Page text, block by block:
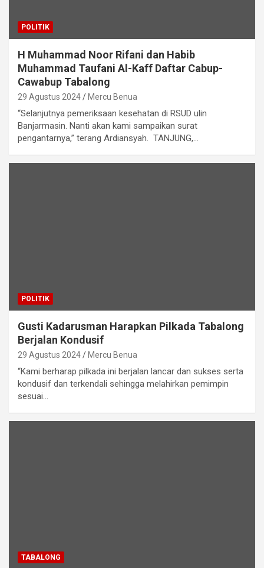
POLITIK
H Muhammad Noor Rifani dan Habib
Muhammad Taufani Al-Kaff Daftar Cabup-
Cawabup Tabalong
29 Agustus 2024 Mercu Benua
“Selanjutnya pemeriksaan kesehatan di RSUD ulin
Banjarmasin. Nanti akan kami sampaikan surat
pengantarnya,” terang Ardiansyah. TANJUNG,…
POLITIK
Gusti Kadarusman Harapkan Pilkada Tabalong
Berjalan Kondusif
29 Agustus 2024 Mercu Benua
“Kami berharap pilkada ini berjalan lancar dan sukses serta
kondusif dan terkendali sehingga melahirkan pemimpin
sesuai…
TABALONG